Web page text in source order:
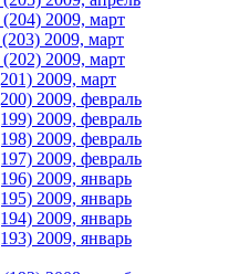
2009, март
2009, март
2009, март
2009, март
2009, февраль
2009, февраль
2009, февраль
2009, февраль
2009, январь
2009, январь
2009, январь
2009, январь